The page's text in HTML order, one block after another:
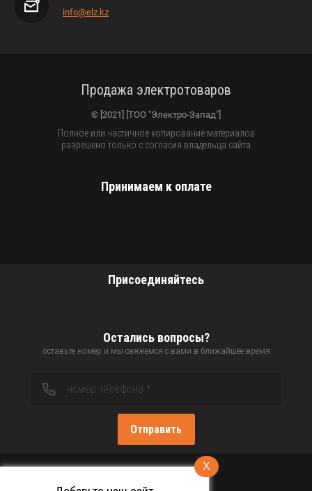
info@elz.kz
Продажа электротоваров
© [2021] [ТОО "Электро-Запад"]
Полное или частичное копирование материалов
разрешено только с согласия владельца сайта
Принимаем к оплате
Присоединяйтесь
Остались вопросы?
оставьте номер и мы свяжемся с вами в ближайшее время
Отправить
X